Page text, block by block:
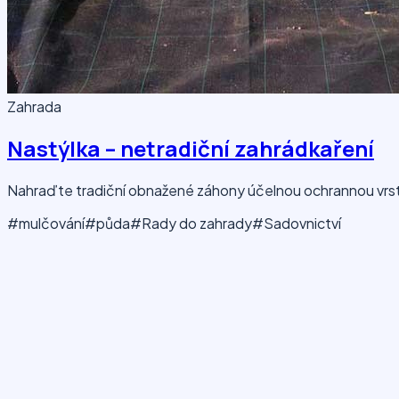
Zahrada
Nastýlka – netradiční zahrádkaření
Nahraďte tradiční obnažené záhony účelnou ochrannou
#mulčování#půda#Rady do zahrady#Sadovnictví